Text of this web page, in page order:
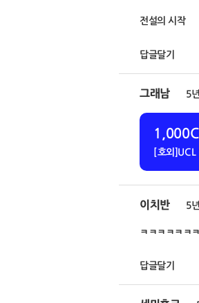
전설의 시작
답글달기
그래남 5
[호외]UCL
이치반 5
ㅋㅋㅋㅋㅋㅋ
답글달기